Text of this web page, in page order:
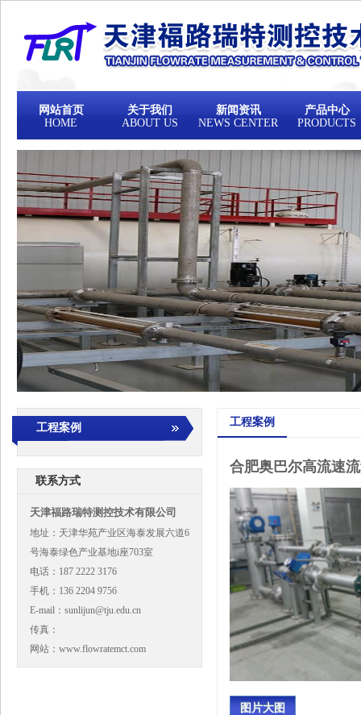
网站首页
HOME
关于我们
ABOUT US
新闻资讯
NEWS CENTER
产品中心
PRODUCTS
工程案例
联系方式
天津福路瑞特测控技术有限公司
地址：天津华苑产业区海泰发展六道6
号海泰绿色产业基地i座703室
电话：187 2222 3176
手机：136 2204 9756
E-mail：sunlijun@tju.edu.cn
传真：
网站：www.flowratemct.com
工程案例
合肥奥巴尔高流速
图片大图